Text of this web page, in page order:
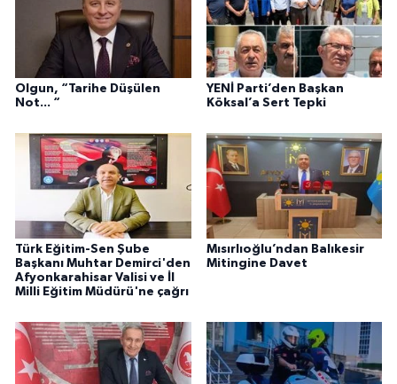
Olgun, “Tarihe Düşülen
Not... “
YENİ Parti’den Başkan
Köksal’a Sert Tepki
Türk Eğitim-Sen Şube
Başkanı Muhtar Demirci'den
Afyonkarahisar Valisi ve İl
Milli Eğitim Müdürü'ne çağrı
Mısırlıoğlu’ndan Balıkesir
Mitingine Davet